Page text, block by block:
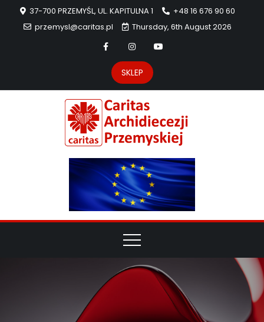
37-700 PRZEMYŚL, UL. KAPITULNA 1
+48 16 676 90 60
przemysl@caritas.pl
Thursday, 6th August 2026
SKLEP